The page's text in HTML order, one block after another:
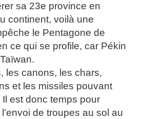
sa 23e province en
continent, voilà une
le Pentagone de
ce qui se profile, car Pékin
les canons, les chars,
et les missiles pouvant
est donc temps pour
de troupes au sol au